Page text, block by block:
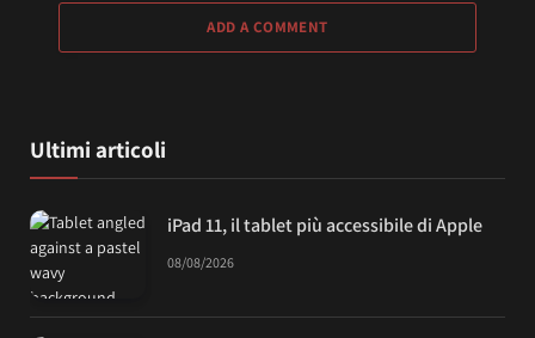
ADD A COMMENT
Ultimi articoli
iPad 11, il tablet più accessibile di Apple
08/08/2026